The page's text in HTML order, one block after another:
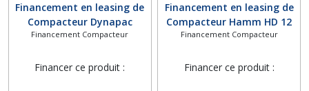
Financement en leasing de
Compacteur Dynapac
CC900 Plus
Financement Compacteur
Financer ce produit :
Financement en leasing de
Compacteur Hamm HD 12
VT
Financement Compacteur
Financer ce produit :